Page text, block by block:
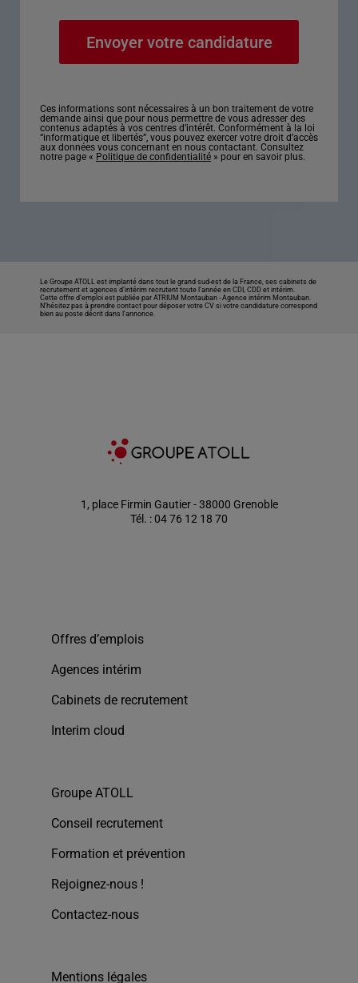
Ces informations sont nécessaires à un bon traitement de votre
demande ainsi que pour nous permettre de vous adresser des
contenus adaptés à vos centres d’intérêt. Conformément à la loi
“informatique et libertés”, vous pouvez exercer votre droit d’accès
aux données vous concernant en nous contactant. Consultez
notre page « Politique de confidentialité » pour en savoir plus.
Le Groupe ATOLL est implanté dans tout le grand sud-est de la France, ses cabinets de
recrutement et agences d’intérim recrutent toute l’année en CDI, CDD et intérim.
Cette offre d’emploi est publiée par ATRIUM Montauban -Agence intérim Montauban.
N’hésitez pas à prendre contact pour déposer votre CV si votre candidature correspond
bien au poste décrit dans l'annonce.
1, place Firmin Gautier - 38000 Grenoble
Tél. : 04 76 12 18 70
Offres d’emplois
Agences intérim
Cabinets de recrutement
Interim cloud
Groupe ATOLL
Conseil recrutement
Formation et prévention
Rejoignez-nous !
Contactez-nous
Mentions légales